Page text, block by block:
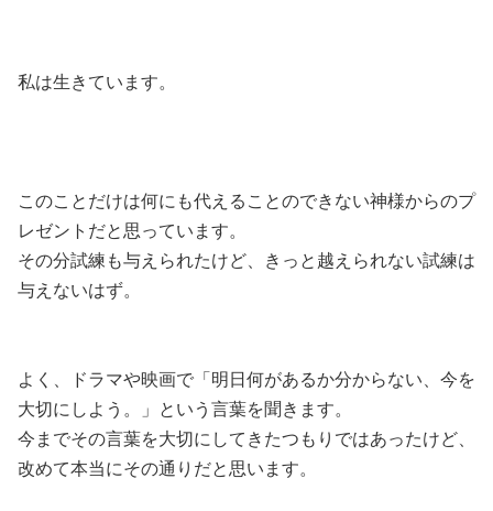
私は生きています。
このことだけは何にも代えることのできない神様からのプ
レゼントだと思っています。
その分試練も与えられたけど、きっと越えられない試練は
与えないはず。
よく、ドラマや映画で「明日何があるか分からない、今を
大切にしよう。」という言葉を聞きます。
今までその言葉を大切にしてきたつもりではあったけど、
改めて本当にその通りだと思います。